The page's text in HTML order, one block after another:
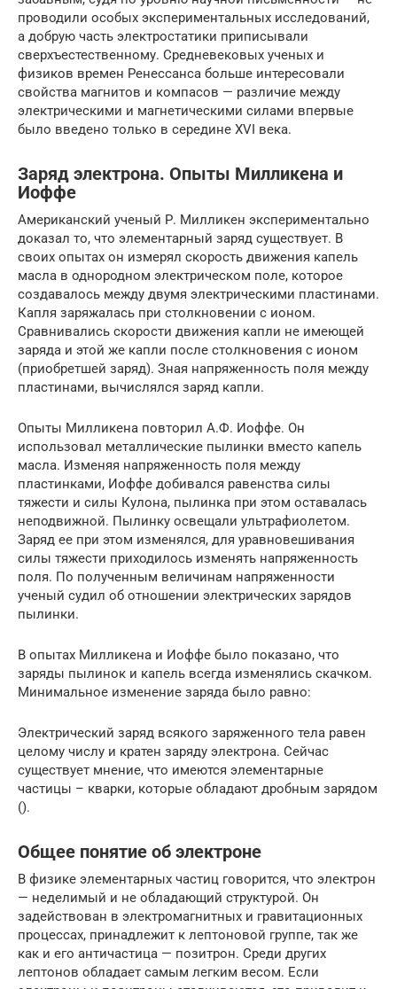
проводили особых экспериментальных исследований,
а добрую часть электростатики приписывали
сверхъестественному. Средневековых ученых и
физиков времен Ренессанса больше интересовали
свойства магнитов и компасов — различие между
электрическими и магнетическими силами впервые
было введено только в середине XVI века.
Заряд электрона. Опыты Милликена и
Иоффе
Американский ученый Р. Милликен экспериментально
доказал то, что элементарный заряд существует. В
своих опытах он измерял скорость движения капель
масла в однородном электрическом поле, которое
создавалось между двумя электрическими пластинами.
Капля заряжалась при столкновении с ионом.
Сравнивались скорости движения капли не имеющей
заряда и этой же капли после столкновения с ионом
(приобретшей заряд). Зная напряженность поля между
пластинами, вычислялся заряд капли.
Опыты Милликена повторил А.Ф. Иоффе. Он
использовал металлические пылинки вместо капель
масла. Изменяя напряженность поля между
пластинками, Иоффе добивался равенства силы
тяжести и силы Кулона, пылинка при этом оставалась
неподвижной. Пылинку освещали ультрафиолетом.
Заряд ее при этом изменялся, для уравновешивания
силы тяжести приходилось изменять напряженность
поля. По полученным величинам напряженности
ученый судил об отношении электрических зарядов
пылинки.
В опытах Милликена и Иоффе было показано, что
заряды пылинок и капель всегда изменялись скачком.
Минимальное изменение заряда было равно:
Электрический заряд всякого заряженного тела равен
целому числу и кратен заряду электрона. Сейчас
существует мнение, что имеются элементарные
частицы – кварки, которые обладают дробным зарядом
().
Общее понятие об электроне
В физике элементарных частиц говорится, что электрон
— неделимый и не обладающий структурой. Он
задействован в электромагнитных и гравитационных
процессах, принадлежит к лептоновой группе, так же
как и его античастица — позитрон. Среди других
лептонов обладает самым легким весом. Если